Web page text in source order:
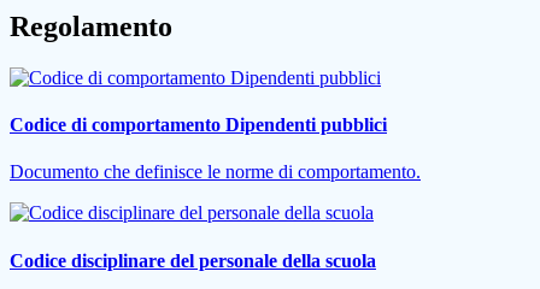
Regolamento
Codice di comportamento Dipendenti pubblici
Documento che definisce le norme di comportamento.
Codice disciplinare del personale della scuola